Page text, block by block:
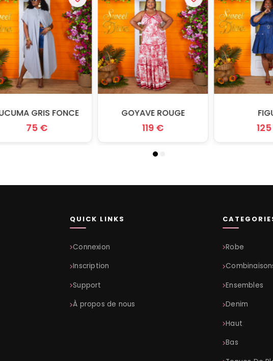
LUCUMA GRIS FONCE
75 €
GOYAVE ROUGE
119 €
QUICK LINKS
Connexion
Inscription
Support
À propos de nous
Robe
Ensembles
Denim
Haut
Bas